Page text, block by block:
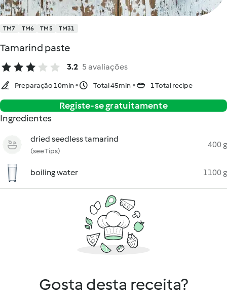
TM7 TM6 TM5 TM31
Tamarind paste
3.2 5 avaliações
Preparação 10min Total 45min 1 Total recipe
Registe-se gratuitamente
Ingredientes
dried seedless tamarind
(see Tips)
400 g
boiling water 1100 g
Gosta desta receita?